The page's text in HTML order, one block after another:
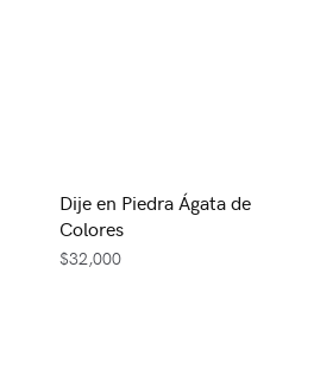
Dije en Piedra Ágata de
Colores
$32,000